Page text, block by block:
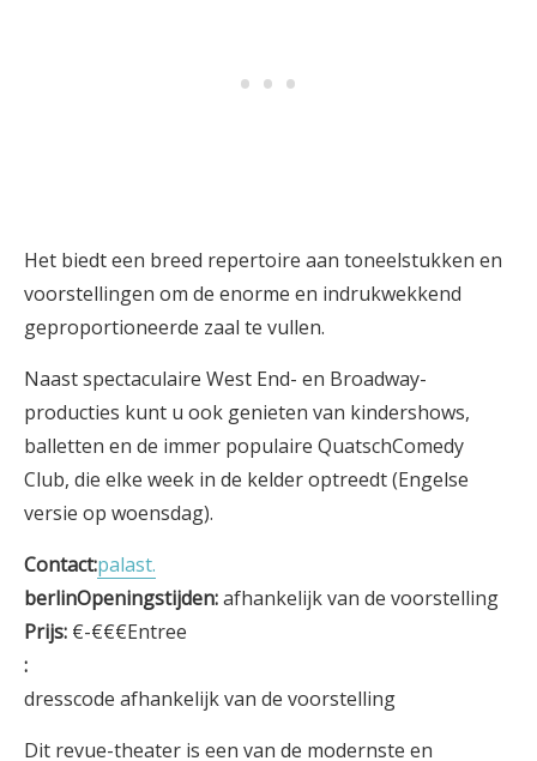
Het biedt een breed repertoire aan toneelstukken en
voorstellingen om de enorme en indrukwekkend
geproportioneerde zaal te vullen.
Naast spectaculaire West End- en Broadway-
producties kunt u ook genieten van kindershows,
balletten en de immer populaire QuatschComedy
Club, die elke week in de kelder optreedt (Engelse
versie op woensdag).
Contact:palast.
berlinOpeningstijden:afhankelijk van de voorstelling
Prijs: €-€€€Entree
:
dresscode afhankelijk van de voorstelling
Dit revue-theater is een van de modernste en